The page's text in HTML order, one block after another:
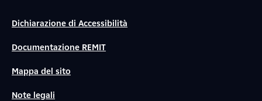
Dichiarazione di Accessibilità
Documentazione REMIT
Mappa del sito
Note legali